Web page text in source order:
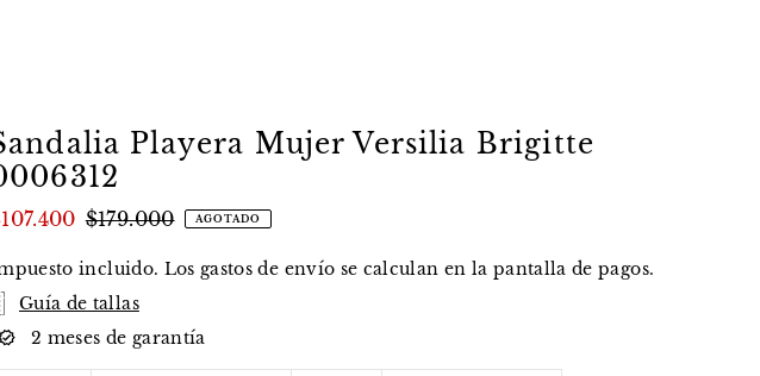
Playera Mujer Versilia Brigitte
$179.000 AGOTADO
incluido. Los gastos de envío se calculan en la pantalla de pagos.
Guía de tallas
2 meses de garantía